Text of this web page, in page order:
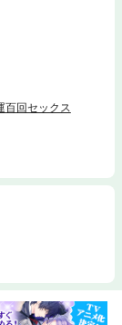
でに心に決めて
!!
百回セックス